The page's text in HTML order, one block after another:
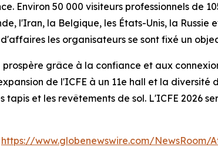
Environ 50 000 visiteurs professionnels de
l'Iran, la Belgique, les États-Unis, la Russie
les organisateurs se sont fixé un
grâce à la confiance et aux
de l'ICFE à un 11e hall et la
et les revêtements de sol. L'ICFE 2026
https://www.globenewswire.com/